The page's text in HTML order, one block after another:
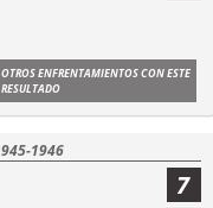
OTROS ENFRENTAMIENTOS CON ESTE
RESULTADO
1946
7